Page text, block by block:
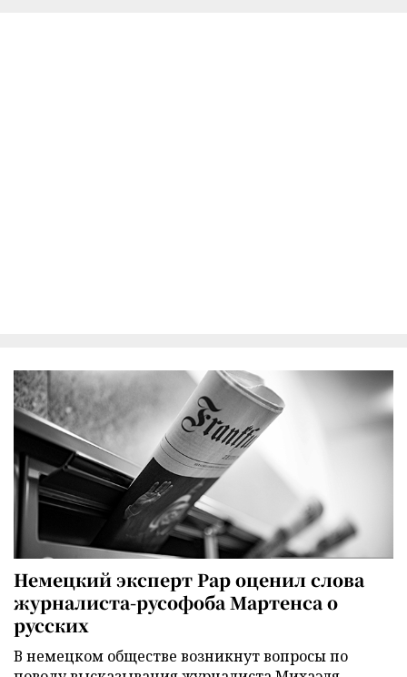
Немецкий эксперт Рар оценил слова
журналиста-русофоба Мартенса о
русских
В немецком обществе возникнут вопросы по